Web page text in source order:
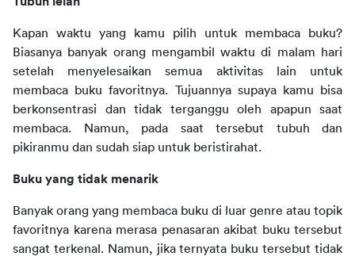
Kapan waktu yang kamu pilih untuk membaca buku?
Biasanya banyak orang mengambil waktu di malam hari
setelah menyelesaikan semua aktivitas lain untuk
membaca buku favoritnya. Tujuannya supaya kamu bisa
berkonsentrasi dan tidak terganggu oleh apapun saat
membaca. Namun, pada saat tersebut tubuh dan
pikiranmu dan sudah siap untuk beristirahat.
Buku yang tidak menarik
Banyak orang yang membaca buku di luar genre atau topik
favoritnya karena merasa penasaran akibat buku tersebut
sangat terkenal. Namun, jika ternyata buku tersebut tidak